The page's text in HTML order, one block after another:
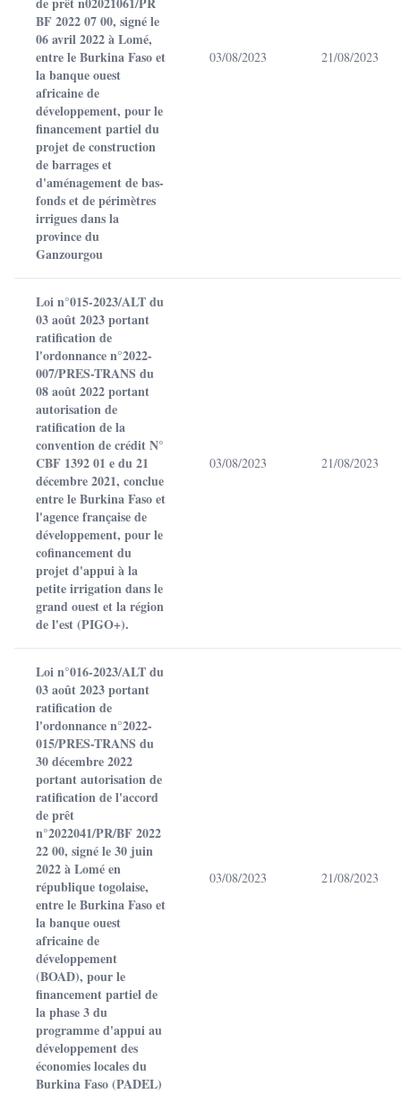
BF 2022 07 00, signé le
06 avril 2022 à Lomé,
entre le Burkina Faso et
la banque ouest
africaine de
développement, pour le
financement partiel du
projet de construction
de barrages et
d'aménagement de bas-
fonds et de périmètres
irrigues dans la
province du
Ganzourgou
03/08/2023 21/08/2023
Loi n°015-2023/ALT du
03 août 2023 portant
ratification de
l'ordonnance n°2022-
007/PRES-TRANS du
08 août 2022 portant
autorisation de
ratification de la
convention de crédit N°
CBF 1392 01 e du 21
décembre 2021, conclue
entre le Burkina Faso et
l'agence française de
développement, pour le
cofinancement du
projet d'appui à la
petite irrigation dans le
grand ouest et la région
de l'est (PIGO+).
03/08/2023 21/08/2023
Loi n°016-2023/ALT du
03 août 2023 portant
ratification de
l'ordonnance n°2022-
015/PRES-TRANS du
30 décembre 2022
portant autorisation de
ratification de l'accord
de prêt
n°2022041/PR/BF 2022
22 00, signé le 30 juin
2022 à Lomé en
république togolaise,
entre le Burkina Faso et
la banque ouest
africaine de
développement
(BOAD), pour le
financement partiel de
la phase 3 du
programme d'appui au
développement des
économies locales du
Burkina Faso (PADEL)
03/08/2023 21/08/2023